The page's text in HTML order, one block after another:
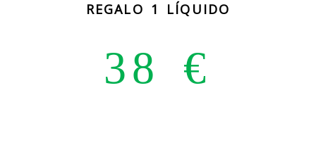
REGALO 1 LÍQUIDO
38 €